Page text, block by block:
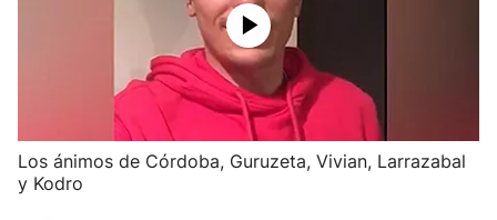
Kirolak 360
Los ánimos de Córdoba, Guruzeta, Vivian, Larrazabal
y Kodro